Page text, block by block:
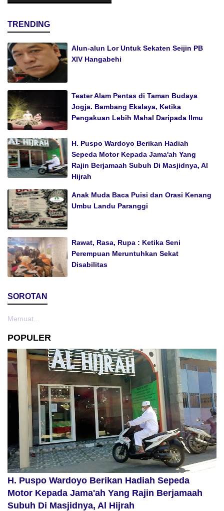
TRENDING
Alun-alun Lor Untuk Sekaten Seijin PB
XIV Hangabehi
Teater Alam Pentas di Taman Budaya
Jogja. Bambang Ekalaya, Ketika
Pengakuan Lebih Mahal Daripada Ilmu
H. Puspo Wardoyo Berikan Hadiah
Sepeda Motor Kepada Jama'ah Yang
Rajin Berjamaah Subuh Di Masjidnya, Al
Hijrah
Anak Muda Baca Puisi dan Orasi Kenang
Umbu Landu Paranggi
Rawat, Rasa, Rupa : Ketika Seni
Perempuan Meruntuhkan Sekat
Disabilitas
SOROTAN
Memuat...
POPULER
H. Puspo Wardoyo Berikan Hadiah Sepeda
Motor Kepada Jama'ah Yang Rajin Berjamaah
Subuh Di Masjidnya, Al Hijrah